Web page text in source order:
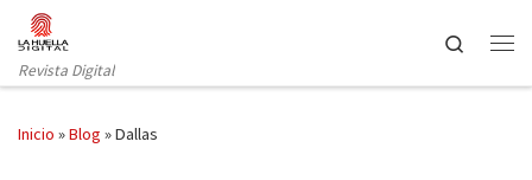
Saltar al contenido
Revista Digital
Search
Inicio »Blog »Dallas